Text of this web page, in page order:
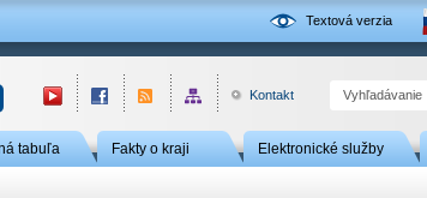
Textová verzia
Kontakt
tabuľa Fakty o kraji Elektronické služby